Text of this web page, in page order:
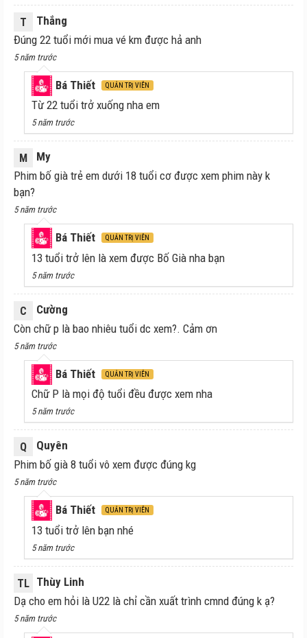
T
Thắng
Đúng 22 tuổi mới mua vé km được hả anh
5 năm trước
Bá Thiết QUẢN TRỊ VIÊN
Từ 22 tuổi trở xuống nha em
5 năm trước
M
My
Phim bố già trẻ em dưới 18 tuổi cơ được xem phim này k
bạn?
5 năm trước
Bá Thiết QUẢN TRỊ VIÊN
13 tuổi trở lên là xem được Bố Già nha bạn
5 năm trước
C
Cường
Còn chữ p là bao nhiêu tuổi dc xem?. Cảm ơn
5 năm trước
Bá Thiết QUẢN TRỊ VIÊN
Chữ P là mọi độ tuổi đều được xem nha
5 năm trước
Q
Quyên
Phim bố già 8 tuổi vô xem được đúng kg
5 năm trước
Bá Thiết QUẢN TRỊ VIÊN
13 tuổi trở lên bạn nhé
5 năm trước
TL Thùy Linh
Dạ cho em hỏi là U22 là chỉ cần xuất trình cmnd đúng k ạ?
5 năm trước